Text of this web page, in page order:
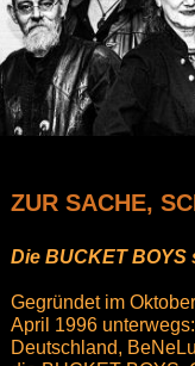
ZUR SACHE,
Die BUCKET BOYS
Gegründet im
April 1996
Deutschland,